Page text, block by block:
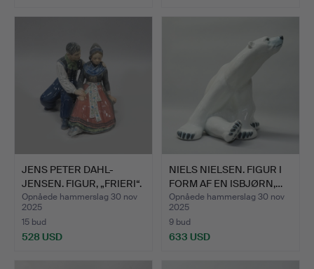
JENS PETER DAHL-
JENSEN. FIGUR, „FRIERI“.
Opnåede hammerslag 30 nov
2025
15 bud
528 USD
NIELS NIELSEN. FIGUR I
FORM AF EN ISBJØRN,…
Opnåede hammerslag 30 nov
2025
9 bud
633 USD